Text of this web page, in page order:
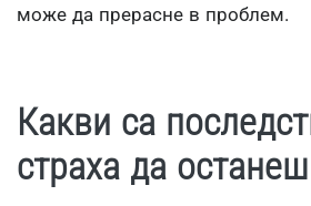
може да прерасне в проблем.
Какви са
страха да